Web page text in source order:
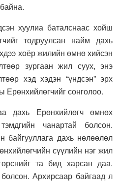
хуулиа баталснаас хойш
тодруулсан найм дахь
хоёр жилийн өмнө хийсэн
зургаан жил суух, энэ
хэд хэдэн “үндсэн” эрх
Ерөнхийлөгчийг сонголоо.
дахь Ерөнхийлөгч өмнөх
чанартай болсон.
дахь нөлөөлөл
сүүлийн нэг жил
та бид харсан даа.
Архирсаар байгаад л